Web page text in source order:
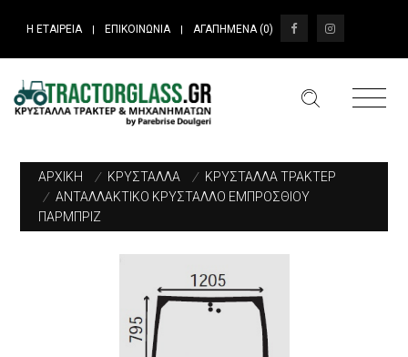
Η ΕΤΑΙΡΕΙΑ ΕΠΙΚΟΙΝΩΝΙΑ ΑΓΑΠΗΜΕΝΑ (0)
ΑΡΧΙΚΗ / ΚΡΥΣΤΑΛΛΑ / ΚΡΥΣΤΑΛΛΑ ΤΡΑΚΤΕΡ
/ ΑΝΤΑΛΛΑΚΤΙΚΟ ΚΡΥΣΤΑΛΛΟ ΕΜΠΡΟΣΘΙΟΥ
ΠΑΡΜΠΡΙΖ